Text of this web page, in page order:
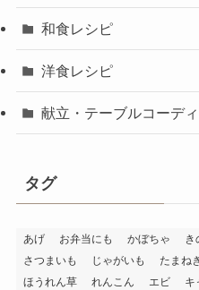
和食レシピ
洋食レシピ
献立・テーブルコーデ
タグ
あげ お弁当にも かぼちゃ き
さつまいも
じゃがいも たまね
ほうれん草
れんこん エビ キ